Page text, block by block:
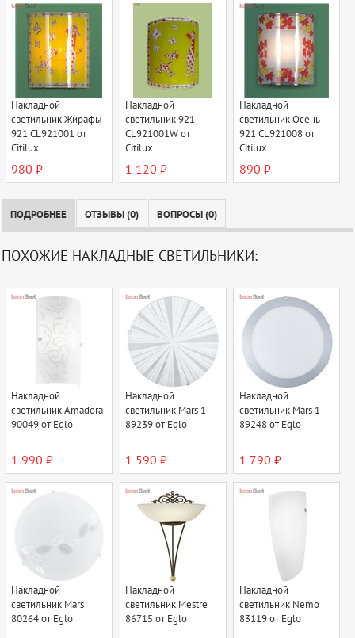
Накладной
светильник Жирафы
921 CL921001 от
Citilux
980 ₽
Накладной
светильник 921
CL921001W от
Citilux
1 120 ₽
Накладной
светильник Осень
921 CL921008 от
Citilux
890 ₽
ПОДРОБНЕЕ ОТЗЫВЫ (0) ВОПРОСЫ (0)
ПОХОЖИЕ НАКЛАДНЫЕ СВЕТИЛЬНИКИ:
Накладной
светильник Amadora
90049 от Eglo
1 990 ₽
Накладной
светильник Mars 1
89239 от Eglo
1 590 ₽
Накладной
светильник Mars 1
89248 от Eglo
1 790 ₽
Накладной
светильник Mars
80264 от Eglo
Накладной
светильник Mestre
86715 от Eglo
Накладной
светильник Nemo
83119 от Eglo